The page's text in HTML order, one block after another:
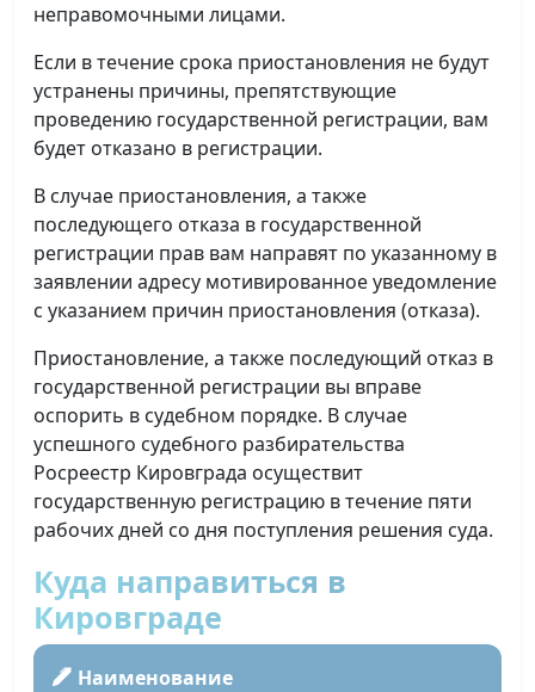
неправомочными лицами.
Если в течение срока приостановления не будут
устранены причины, препятствующие
проведению государственной регистрации, вам
будет отказано в регистрации.
В случае приостановления, а также
последующего отказа в государственной
регистрации прав вам направят по указанному в
заявлении адресу мотивированное уведомление
с указанием причин приостановления (отказа).
Приостановление, а также последующий отказ в
государственной регистрации вы вправе
оспорить в судебном порядке. В случае
успешного судебного разбирательства
Росреестр Кировграда осуществит
государственную регистрацию в течение пяти
рабочих дней со дня поступления решения суда.
Куда направиться в
Кировграде
Наименование